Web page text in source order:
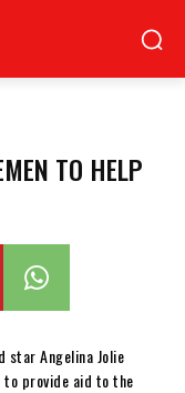
TO HELP
star Angelina Jolie
provide aid to the